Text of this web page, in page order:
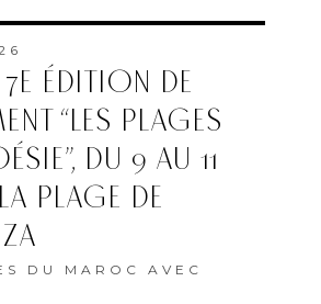
ÉDITION DE
“LES PLAGES
DU 9 AU 11
PLAGE DE
DU MAROC AVEC